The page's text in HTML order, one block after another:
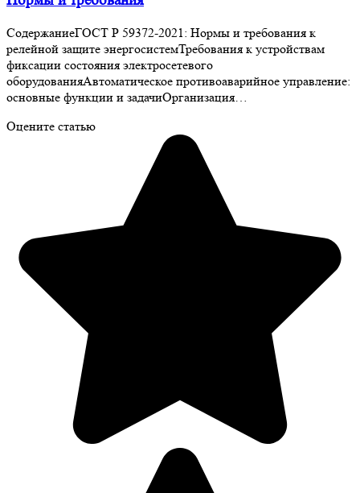
СодержаниеГОСТ Р 59372-2021: Нормы и требования к
релейной защите энергосистемТребования к устройствам
фиксации состояния электросетевого
оборудованияАвтоматическое противоаварийное управление:
основные функции и задачиОрганизация…
Оцените статью